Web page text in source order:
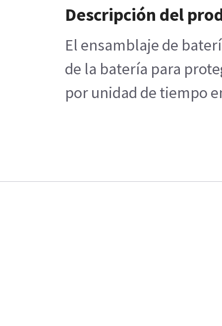
Descripción del
El ensamblaje de
de la batería para
por unidad de tiempo